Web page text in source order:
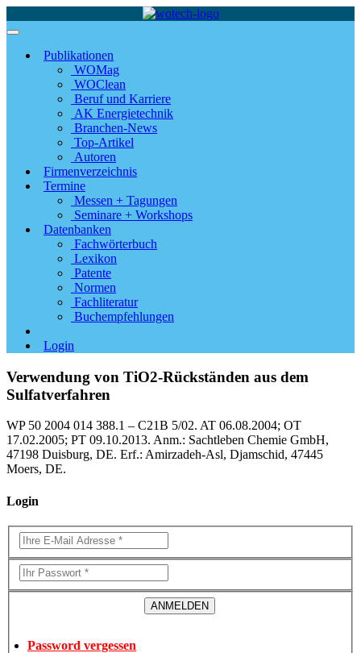
Publikationen
WOMag
WOClean
Beruf und Karriere
AK Energietechnik
Branchen-News
Top-Artikel
Autoren
Firmenverzeichnis
Termine
Messen + Tagungen
Seminare + Workshops
Datenbanken
Fachwörterbuch
Lexikon
Patente
Normen
Fachliteratur
Buchempfehlungen
Login
Verwendung von TiO2-Rückständen aus dem
Sulfatverfahren
WP 50 2004 014 388.1 – C21B 5/02. AT 06.08.2004; OT
17.02.2005; PT 09.10.2013. Anm.: Sachtleben Chemie GmbH,
47198 Duisburg, DE. Erf.: Amirzadeh-Asl, Djamschid, 47445
Moers, DE.
Login
Password vergessen